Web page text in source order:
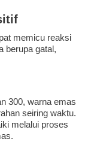
memicu reaksi
berupa gatal,
300, warna emas
seiring waktu.
melalui proses